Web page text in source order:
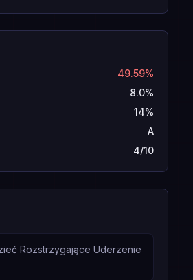
49.59%
8.0%
14%
A
4/10
Rozstrzygające Uderzenie